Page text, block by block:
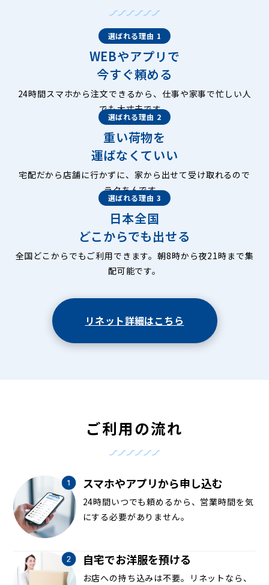
選ばれる理由 1
WEBやアプリで
今すぐ頼める
24時間スマホから注文できるから、仕事や家事で忙しい人
でも大丈夫です。
選ばれる理由 2
重い荷物を
運ばなくていい
宅配だから店舗に行かずに、家から出せて受け取れるので
ラクちんです。
選ばれる理由 3
日本全国
どこからでも出せる
全国どこからでもご利用できます。朝8時から夜21時まで集
配可能です。
リネット詳細はこちら
ご利用の流れ
スマホやアプリから申し込む
24時間いつでも頼めるから、営業時間を気
にする必要がありません。
自宅でお洋服を預ける
お店への持ち込みは不要。リネットなら、